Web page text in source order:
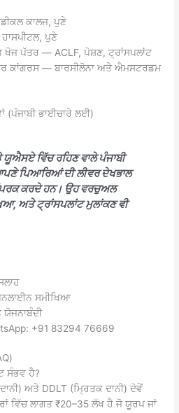
ਕਾਲਜ, ਪੁਣੇ
ਪੁਣੇ
ਖੋਜ ਪੱਤਰ — ACLF, ਪੋਸ਼ਣ, ਟ੍ਰਾਂਸਪਲਾਂਟ
ਕਾਂਗਰਸ — ਬਾਰਸੀਲੋਨਾ ਅਤੇ ਐਮਸਟਰਡਮ
(ਪੰਜਾਬੀ ਭਾਈਚਾਰੇ ਲਈ)
ਵਿੱਚ ਰਹਿਣ ਵਾਲੇ ਪੰਜਾਬੀ
ਪਿਆਰਿਆਂ ਦੀ ਲੀਵਰ ਦੇਖਭਾਲ
ਕਰਦੇ ਹਨ। ਉਹ ਵਰਚੁਅਲ
ਅਤੇ ਟ੍ਰਾਂਸਪਲਾਂਟ ਮੁਲਾਂਕਣ ਵੀ
ਸਮੀਖਿਆ
+91 83294 76669
ਸੰਭਵ ਹੈ?
ਅਤੇ DDLT (ਮ੍ਰਿਤਕ ਦਾਨੀ) ਦੋਵੇਂ
ਵਿੱਚ ਲਾਗਤ ₹20–35 ਲੱਖ ਹੈ ਜੋ ਯੂਰਪ ਜਾਂ